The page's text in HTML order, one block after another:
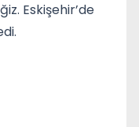
Eskişehir’de